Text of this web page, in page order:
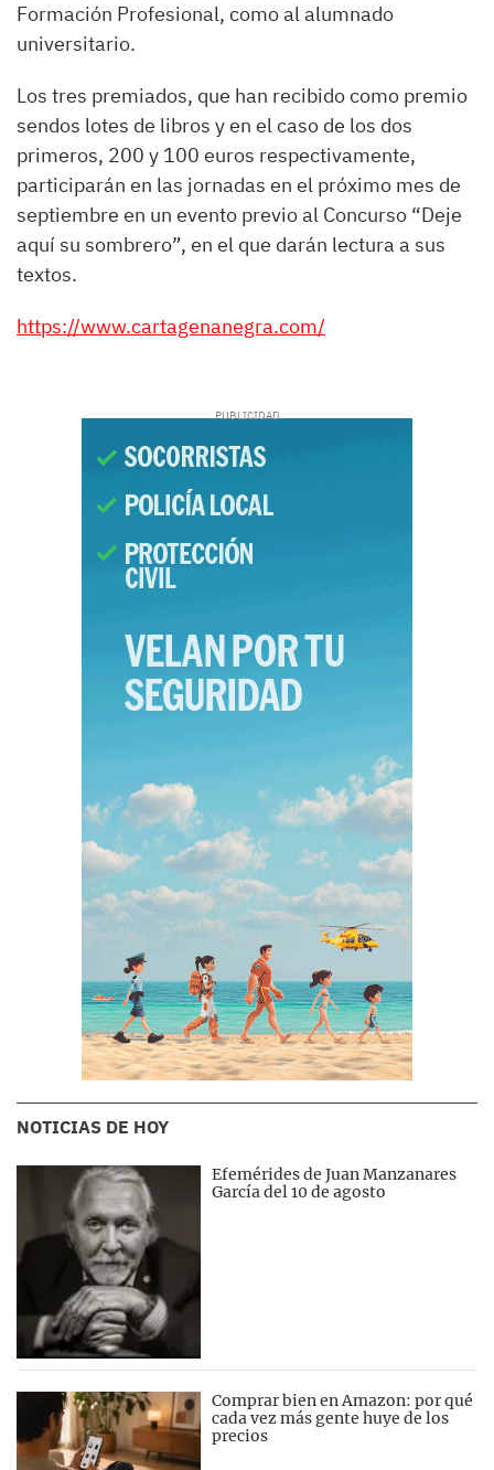
Formación Profesional, como al alumnado
universitario.
​Los tres premiados, que han recibido como premio
sendos lotes de libros y en el caso de los dos
primeros, 200 y 100 euros respectivamente,
participarán en las jornadas en el próximo mes de
septiembre en un evento previo al Concurso “Deje
aquí su sombrero”, en el que darán lectura a sus
textos.
https://www.cartagenanegra.com/
NOTICIAS DE HOY
Efemérides de Juan Manzanares
García del 10 de agosto
Comprar bien en Amazon: por qué
cada vez más gente huye de los
precios